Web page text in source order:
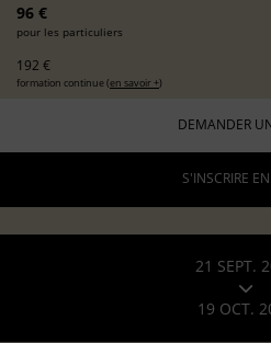
96 €
pour les particuliers
192 €
formation continue (en savoir +)
DEMANDER
S'INSCRIRE
21 SEPT.
19 OCT.